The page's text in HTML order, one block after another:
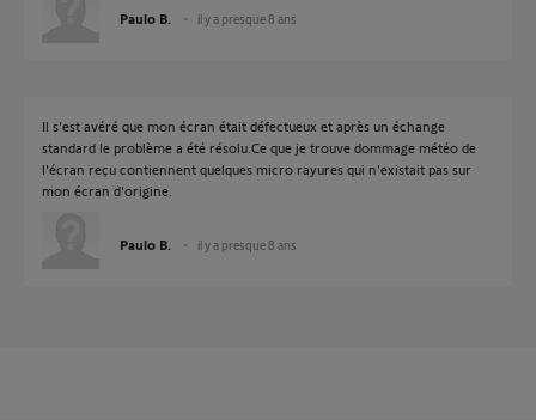
Paulo B. il y a presque 8 ans
Il s'est avéré que mon écran était défectueux et après un échange
standard le problème a été résolu.Ce que je trouve dommage météo de
l'écran reçu contiennent quelques micro rayures qui n'existait pas sur
mon écran d'origine.
Paulo B. il y a presque 8 ans